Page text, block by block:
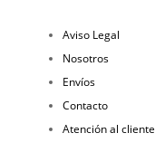
Aviso Legal
Nosotros
Envíos
Contacto
Atención al cliente